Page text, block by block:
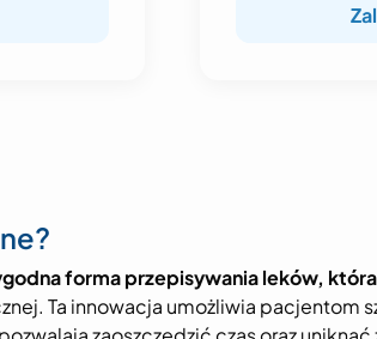
forma przepisywania leków,
Ta innowacja umożliwia